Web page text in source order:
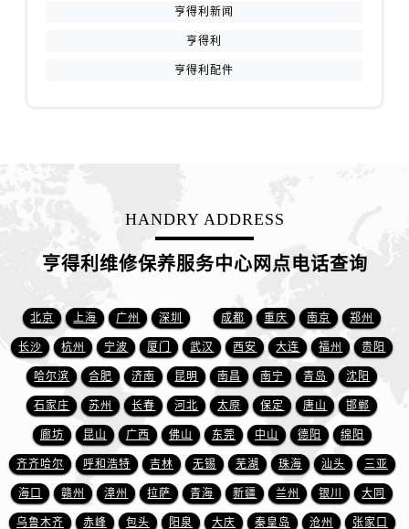
江苏省扬州市邗江区国展路29号星耀天地写字楼1号楼18层1803室售后服务中心（需提前预约）
江西省九江市浔阳区浔阳路售后服务中心（需提前预约）
江西省萍乡市安源区萍安北大道与康庄路交叉口售后服务中心（需提前预约）
江西省上饶市信州区滨江西路售后服务中心（需提前预约）
江西省新余市渝水区北湖西路售后服务中心（需提前预约）
江西省宜春市袁州区中山中路售后服务中心（需提前预约）
江西省鹰潭市月湖区胜利东路售后服务中心（需提前预约）
山东省德州市德城区东风中路售后服务中心（需提前预约）
山东省东营市东营区济南路售后服务中心（需提前预约）
山东省济南市历下区经十路11111号华润中心写字楼（万象城）15层1508室售后服务中心（需提前预约）
山东省济宁市任城区太白楼路售后服务中心（需提前预约）
亨得利新闻
亨得利
亨得利配件
HANDRY ADDRESS
亨得利维修保养服务中心网点电话查询
北京 上海 广州 深圳 成都 重庆 南京 郑州
长沙 杭州 宁波 厦门 武汉 西安 大连 福州 贵阳
哈尔滨 合肥 济南 昆明 南昌 南宁 青岛 沈阳
石家庄 苏州 长春 河北 太原 保定 唐山 邯郸
廊坊 昆山 广西 佛山 东莞 中山 德阳 绵阳
齐齐哈尔 呼和浩特 吉林 无锡 芜湖 珠海 汕头 三亚
海口 赣州 漳州 拉萨 青海 新疆 兰州 银川 大同
乌鲁木齐 赤峰 包头 阳泉 大庆 秦皇岛 沧州 张家口